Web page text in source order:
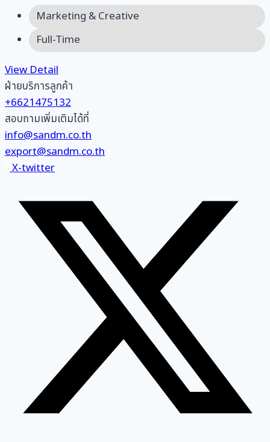
Marketing & Creative
Full-Time
View Detail
ฝ่ายบริการลูกค้า
+6621475132
สอบถามเพิ่มเติมได้ที่
info@sandm.co.th
export@sandm.co.th
X-twitter